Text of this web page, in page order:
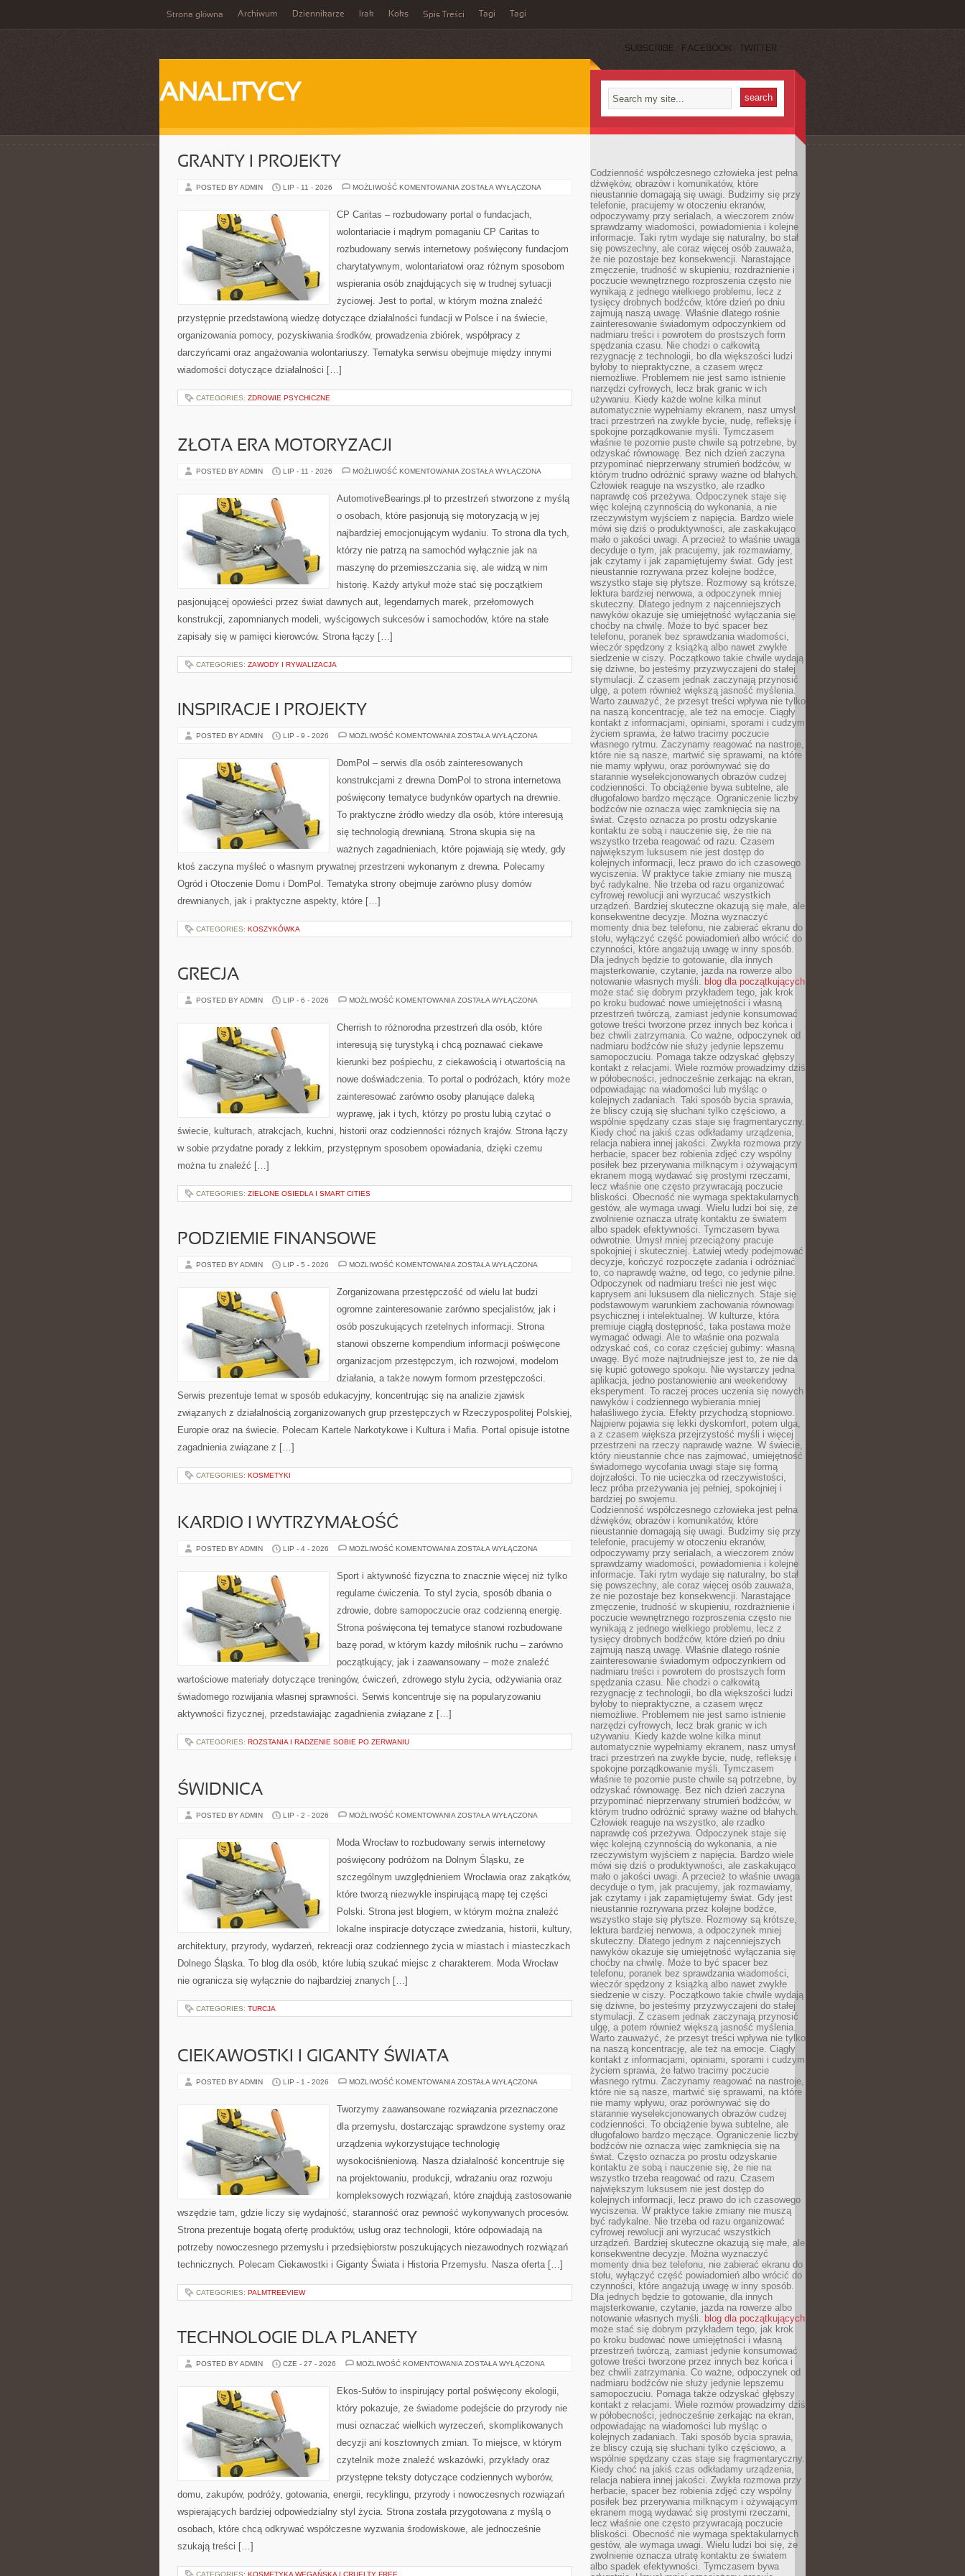
Strona główna Archiwum Dziennikarze Irak Koks Spis Treści Tagi Tagi
SUBSCRIBE FACEBOOK TWITTER
ANALITYCY
GRANTY I PROJEKTY
POSTED BY ADMIN LIP - 11 - 2026 MOŻLIWOŚĆ KOMENTOWANIA GRANTY
ZOSTAŁA WYŁĄCZONA
CP Caritas – rozbudowany portal o fundacjach,
wolontariacie i mądrym pomaganiu CP Caritas to
rozbudowany serwis internetowy poświęcony fundacjom
charytatywnym, wolontariatowi oraz różnym sposobom
wspierania osób znajdujących się w trudnej sytuacji
życiowej. Jest to portal, w którym można znaleźć
przystępnie przedstawioną wiedzę dotyczące działalności fundacji w Polsce i na świecie,
organizowania pomocy, pozyskiwania środków, prowadzenia zbiórek, współpracy z
darczyńcami oraz angażowania wolontariuszy. Tematyka serwisu obejmuje między innymi
wiadomości dotyczące działalności […]
CATEGORIES: ZDROWIE PSYCHICZNE
ZŁOTA ERA MOTORYZACJI
POSTED BY ADMIN LIP - 11 - 2026 MOŻLIWOŚĆ KOMENTOWANIA ZŁOTA
ZOSTAŁA WYŁĄCZONA
AutomotiveBearings.pl to przestrzeń stworzone z myślą
o osobach, które pasjonują się motoryzacją w jej
najbardziej emocjonującym wydaniu. To strona dla tych,
którzy nie patrzą na samochód wyłącznie jak na
maszynę do przemieszczania się, ale widzą w nim
historię. Każdy artykuł może stać się początkiem
pasjonującej opowieści przez świat dawnych aut, legendarnych marek, przełomowych
konstrukcji, zapomnianych modeli, wyścigowych sukcesów i samochodów, które na stałe
zapisały się w pamięci kierowców. Strona łączy […]
CATEGORIES: ZAWODY I RYWALIZACJA
INSPIRACJE I PROJEKTY
POSTED BY ADMIN LIP - 9 - 2026 MOŻLIWOŚĆ KOMENTOWANIA INSPIRACJE
ZOSTAŁA WYŁĄCZONA
DomPol – serwis dla osób zainteresowanych
konstrukcjami z drewna DomPol to strona internetowa
poświęcony tematyce budynków opartych na drewnie.
To praktyczne źródło wiedzy dla osób, które interesują
się technologią drewnianą. Strona skupia się na
ważnych zagadnieniach, które pojawiają się wtedy, gdy
ktoś zaczyna myśleć o własnym prywatnej przestrzeni wykonanym z drewna. Polecamy
Ogród i Otoczenie Domu i DomPol. Tematyka strony obejmuje zarówno plusy domów
drewnianych, jak i praktyczne aspekty, które […]
CATEGORIES: KOSZYKÓWKA
GRECJA
POSTED BY ADMIN LIP - 6 - 2026 MOŻLIWOŚĆ KOMENTOWANIA GRECJA
ZOSTAŁA WYŁĄCZONA
Cherrish to różnorodna przestrzeń dla osób, które
interesują się turystyką i chcą poznawać ciekawe
kierunki bez pośpiechu, z ciekawością i otwartością na
nowe doświadczenia. To portal o podróżach, który może
zainteresować zarówno osoby planujące daleką
wyprawę, jak i tych, którzy po prostu lubią czytać o
świecie, kulturach, atrakcjach, kuchni, historii oraz codzienności różnych krajów. Strona łączy
w sobie przydatne porady z lekkim, przystępnym sposobem opowiadania, dzięki czemu
można tu znaleźć […]
CATEGORIES: ZIELONE OSIEDLA I SMART CITIES
PODZIEMIE FINANSOWE
POSTED BY ADMIN LIP - 5 - 2026 MOŻLIWOŚĆ KOMENTOWANIA PODZIEMIE
ZOSTAŁA WYŁĄCZONA
Zorganizowana przestępczość od wielu lat budzi
ogromne zainteresowanie zarówno specjalistów, jak i
osób poszukujących rzetelnych informacji. Strona
stanowi obszerne kompendium informacji poświęcone
organizacjom przestępczym, ich rozwojowi, modelom
działania, a także nowym formom przestępczości.
Serwis prezentuje temat w sposób edukacyjny, koncentrując się na analizie zjawisk
związanych z działalnością zorganizowanych grup przestępczych w Rzeczypospolitej Polskiej,
Europie oraz na świecie. Polecam Kartele Narkotykowe i Kultura i Mafia. Portal opisuje istotne
zagadnienia związane z […]
CATEGORIES: KOSMETYKI
KARDIO I WYTRZYMAŁOŚĆ
POSTED BY ADMIN LIP - 4 - 2026 MOŻLIWOŚĆ KOMENTOWANIA KARDIO
ZOSTAŁA WYŁĄCZONA
Sport i aktywność fizyczna to znacznie więcej niż tylko
regularne ćwiczenia. To styl życia, sposób dbania o
zdrowie, dobre samopoczucie oraz codzienną energię.
Strona poświęcona tej tematyce stanowi rozbudowane
bazę porad, w którym każdy miłośnik ruchu – zarówno
początkujący, jak i zaawansowany – może znaleźć
wartościowe materiały dotyczące treningów, ćwiczeń, zdrowego stylu życia, odżywiania oraz
świadomego rozwijania własnej sprawności. Serwis koncentruje się na popularyzowaniu
aktywności fizycznej, przedstawiając zagadnienia związane z […]
CATEGORIES: ROZSTANIA I RADZENIE SOBIE PO ZERWANIU
ŚWIDNICA
POSTED BY ADMIN LIP - 2 - 2026 MOŻLIWOŚĆ KOMENTOWANIA ŚWIDNICA
ZOSTAŁA WYŁĄCZONA
Moda Wrocław to rozbudowany serwis internetowy
poświęcony podróżom na Dolnym Śląsku, ze
szczególnym uwzględnieniem Wrocławia oraz zakątków,
które tworzą niezwykle inspirującą mapę tej części
Polski. Strona jest blogiem, w którym można znaleźć
lokalne inspiracje dotyczące zwiedzania, historii, kultury,
architektury, przyrody, wydarzeń, rekreacji oraz codziennego życia w miastach i miasteczkach
Dolnego Śląska. To blog dla osób, które lubią szukać miejsc z charakterem. Moda Wrocław
nie ogranicza się wyłącznie do najbardziej znanych […]
CATEGORIES: TURCJA
CIEKAWOSTKI I GIGANTY ŚWIATA
POSTED BY ADMIN LIP - 1 - 2026 MOŻLIWOŚĆ KOMENTOWANIA CIEKAWOSTKI
ŚWIATA
ZOSTAŁA WYŁĄCZONA
Tworzymy zaawansowane rozwiązania przeznaczone
dla przemysłu, dostarczając sprawdzone systemy oraz
urządzenia wykorzystujące technologię
wysokociśnieniową. Nasza działalność koncentruje się
na projektowaniu, produkcji, wdrażaniu oraz rozwoju
kompleksowych rozwiązań, które znajdują zastosowanie
wszędzie tam, gdzie liczy się wydajność, staranność oraz pewność wykonywanych procesów.
Strona prezentuje bogatą ofertę produktów, usług oraz technologii, które odpowiadają na
potrzeby nowoczesnego przemysłu i przedsiębiorstw poszukujących niezawodnych rozwiązań
technicznych. Polecam Ciekawostki i Giganty Świata i Historia Przemysłu. Nasza oferta […]
CATEGORIES: PALMTREEVIEW
TECHNOLOGIE DLA PLANETY
POSTED BY ADMIN CZE - 27 - 2026 MOŻLIWOŚĆ KOMENTOWANIA TECHNOLOGIE
ZOSTAŁA WYŁĄCZONA
Ekos-Sułów to inspirujący portal poświęcony ekologii,
który pokazuje, że świadome podejście do przyrody nie
musi oznaczać wielkich wyrzeczeń, skomplikowanych
decyzji ani kosztownych zmian. To miejsce, w którym
czytelnik może znaleźć wskazówki, przykłady oraz
przystępne teksty dotyczące codziennych wyborów,
domu, zakupów, podróży, gotowania, energii, recyklingu, przyrody i nowoczesnych rozwiązań
wspierających bardziej odpowiedzialny styl życia. Strona została przygotowana z myślą o
osobach, które chcą odkrywać współczesne wyzwania środowiskowe, ale jednocześnie
szukają treści […]
CATEGORIES: KOSMETYKA WEGAŃSKA I CRUELTY FREE
Codzienność współczesnego człowieka jest pełna
dźwięków, obrazów i komunikatów, które
nieustannie domagają się uwagi. Budzimy się przy
telefonie, pracujemy w otoczeniu ekranów,
odpoczywamy przy serialach, a wieczorem znów
sprawdzamy wiadomości, powiadomienia i kolejne
informacje. Taki rytm wydaje się naturalny, bo stał
się powszechny, ale coraz więcej osób zauważa,
że nie pozostaje bez konsekwencji. Narastające
zmęczenie, trudność w skupieniu, rozdrażnienie i
poczucie wewnętrznego rozproszenia często nie
wynikają z jednego wielkiego problemu, lecz z
tysięcy drobnych bodźców, które dzień po dniu
zajmują naszą uwagę. Właśnie dlatego rośnie
zainteresowanie świadomym odpoczynkiem od
nadmiaru treści i powrotem do prostszych form
spędzania czasu. Nie chodzi o całkowitą
rezygnację z technologii, bo dla większości ludzi
byłoby to niepraktyczne, a czasem wręcz
niemożliwe. Problemem nie jest samo istnienie
narzędzi cyfrowych, lecz brak granic w ich
używaniu. Kiedy każde wolne kilka minut
automatycznie wypełniamy ekranem, nasz umysł
traci przestrzeń na zwykłe bycie, nudę, refleksję i
spokojne porządkowanie myśli. Tymczasem
właśnie te pozornie puste chwile są potrzebne, by
odzyskać równowagę. Bez nich dzień zaczyna
przypominać nieprzerwany strumień bodźców, w
którym trudno odróżnić sprawy ważne od błahych.
Człowiek reaguje na wszystko, ale rzadko
naprawdę coś przeżywa. Odpoczynek staje się
więc kolejną czynnością do wykonania, a nie
rzeczywistym wyjściem z napięcia. Bardzo wiele
mówi się dziś o produktywności, ale zaskakująco
mało o jakości uwagi. A przecież to właśnie uwaga
decyduje o tym, jak pracujemy, jak rozmawiamy,
jak czytamy i jak zapamiętujemy świat. Gdy jest
nieustannie rozrywana przez kolejne bodźce,
wszystko staje się płytsze. Rozmowy są krótsze,
lektura bardziej nerwowa, a odpoczynek mniej
skuteczny. Dlatego jednym z najcenniejszych
nawyków okazuje się umiejętność wyłączania się
choćby na chwilę. Może to być spacer bez
telefonu, poranek bez sprawdzania wiadomości,
wieczór spędzony z książką albo nawet zwykłe
siedzenie w ciszy. Początkowo takie chwile wydają
się dziwne, bo jesteśmy przyzwyczajeni do stałej
stymulacji. Z czasem jednak zaczynają przynosić
ulgę, a potem również większą jasność myślenia.
Warto zauważyć, że przesyt treści wpływa nie tylko
na naszą koncentrację, ale też na emocje. Ciągły
kontakt z informacjami, opiniami, sporami i cudzym
życiem sprawia, że łatwo tracimy poczucie
własnego rytmu. Zaczynamy reagować na nastroje,
które nie są nasze, martwić się sprawami, na które
nie mamy wpływu, oraz porównywać się do
starannie wyselekcjonowanych obrazów cudzej
codzienności. To obciążenie bywa subtelne, ale
długofalowo bardzo męczące. Ograniczenie liczby
bodźców nie oznacza więc zamknięcia się na
świat. Często oznacza po prostu odzyskanie
kontaktu ze sobą i nauczenie się, że nie na
wszystko trzeba reagować od razu. Czasem
największym luksusem nie jest dostęp do
kolejnych informacji, lecz prawo do ich czasowego
wyciszenia. W praktyce takie zmiany nie muszą
być radykalne. Nie trzeba od razu organizować
cyfrowej rewolucji ani wyrzucać wszystkich
urządzeń. Bardziej skuteczne okazują się małe, ale
konsekwentne decyzje. Można wyznaczyć
momenty dnia bez telefonu, nie zabierać ekranu do
stołu, wyłączyć część powiadomień albo wrócić do
czynności, które angażują uwagę w inny sposób.
Dla jednych będzie to gotowanie, dla innych
majsterkowanie, czytanie, jazda na rowerze albo
notowanie własnych myśli. blog dla początkujących
może stać się dobrym przykładem tego, jak krok
po kroku budować nowe umiejętności i własną
przestrzeń twórczą, zamiast jedynie konsumować
gotowe treści tworzone przez innych bez końca i
bez chwili zatrzymania. Co ważne, odpoczynek od
nadmiaru bodźców nie służy jedynie lepszemu
samopoczuciu. Pomaga także odzyskać głębszy
kontakt z relacjami. Wiele rozmów prowadzimy dziś
w półobecności, jednocześnie zerkając na ekran,
odpowiadając na wiadomości lub myśląc o
kolejnych zadaniach. Taki sposób bycia sprawia,
że bliscy czują się słuchani tylko częściowo, a
wspólnie spędzany czas staje się fragmentaryczny.
Kiedy choć na jakiś czas odkładamy urządzenia,
relacja nabiera innej jakości. Zwykła rozmowa przy
herbacie, spacer bez robienia zdjęć czy wspólny
posiłek bez przerywania milknącym i ożywającym
ekranem mogą wydawać się prostymi rzeczami,
lecz właśnie one często przywracają poczucie
bliskości. Obecność nie wymaga spektakularnych
gestów, ale wymaga uwagi. Wielu ludzi boi się, że
zwolnienie oznacza utratę kontaktu ze światem
albo spadek efektywności. Tymczasem bywa
odwrotnie. Umysł mniej przeciążony pracuje
spokojniej i skuteczniej. Łatwiej wtedy podejmować
decyzje, kończyć rozpoczęte zadania i odróżniać
to, co naprawdę ważne, od tego, co jedynie pilne.
Odpoczynek od nadmiaru treści nie jest więc
kaprysem ani luksusem dla nielicznych. Staje się
podstawowym warunkiem zachowania równowagi
psychicznej i intelektualnej. W kulturze, która
premiuje ciągłą dostępność, taka postawa może
wymagać odwagi. Ale to właśnie ona pozwala
odzyskać coś, co coraz częściej gubimy: własną
uwagę. Być może najtrudniejsze jest to, że nie da
się kupić gotowego spokoju. Nie wystarczy jedna
aplikacja, jedno postanowienie ani weekendowy
eksperyment. To raczej proces uczenia się nowych
nawyków i codziennego wybierania mniej
hałaśliwego życia. Efekty przychodzą stopniowo.
Najpierw pojawia się lekki dyskomfort, potem ulga,
a z czasem większa przejrzystość myśli i więcej
przestrzeni na rzeczy naprawdę ważne. W świecie,
który nieustannie chce nas zajmować, umiejętność
świadomego wycofania uwagi staje się formą
dojrzałości. To nie ucieczka od rzeczywistości,
lecz próba przeżywania jej pełniej, spokojniej i
bardziej po swojemu.
Codzienność współczesnego człowieka jest pełna
dźwięków, obrazów i komunikatów, które
nieustannie domagają się uwagi. Budzimy się przy
telefonie, pracujemy w otoczeniu ekranów,
odpoczywamy przy serialach, a wieczorem znów
sprawdzamy wiadomości, powiadomienia i kolejne
informacje. Taki rytm wydaje się naturalny, bo stał
się powszechny, ale coraz więcej osób zauważa,
że nie pozostaje bez konsekwencji. Narastające
zmęczenie, trudność w skupieniu, rozdrażnienie i
poczucie wewnętrznego rozproszenia często nie
wynikają z jednego wielkiego problemu, lecz z
tysięcy drobnych bodźców, które dzień po dniu
zajmują naszą uwagę. Właśnie dlatego rośnie
zainteresowanie świadomym odpoczynkiem od
nadmiaru treści i powrotem do prostszych form
spędzania czasu. Nie chodzi o całkowitą
rezygnację z technologii, bo dla większości ludzi
byłoby to niepraktyczne, a czasem wręcz
niemożliwe. Problemem nie jest samo istnienie
narzędzi cyfrowych, lecz brak granic w ich
używaniu. Kiedy każde wolne kilka minut
automatycznie wypełniamy ekranem, nasz umysł
traci przestrzeń na zwykłe bycie, nudę, refleksję i
spokojne porządkowanie myśli. Tymczasem
właśnie te pozornie puste chwile są potrzebne, by
odzyskać równowagę. Bez nich dzień zaczyna
przypominać nieprzerwany strumień bodźców, w
którym trudno odróżnić sprawy ważne od błahych.
Człowiek reaguje na wszystko, ale rzadko
naprawdę coś przeżywa. Odpoczynek staje się
więc kolejną czynnością do wykonania, a nie
rzeczywistym wyjściem z napięcia. Bardzo wiele
mówi się dziś o produktywności, ale zaskakująco
mało o jakości uwagi. A przecież to właśnie uwaga
decyduje o tym, jak pracujemy, jak rozmawiamy,
jak czytamy i jak zapamiętujemy świat. Gdy jest
nieustannie rozrywana przez kolejne bodźce,
wszystko staje się płytsze. Rozmowy są krótsze,
lektura bardziej nerwowa, a odpoczynek mniej
skuteczny. Dlatego jednym z najcenniejszych
nawyków okazuje się umiejętność wyłączania się
choćby na chwilę. Może to być spacer bez
telefonu, poranek bez sprawdzania wiadomości,
wieczór spędzony z książką albo nawet zwykłe
siedzenie w ciszy. Początkowo takie chwile wydają
się dziwne, bo jesteśmy przyzwyczajeni do stałej
stymulacji. Z czasem jednak zaczynają przynosić
ulgę, a potem również większą jasność myślenia.
Warto zauważyć, że przesyt treści wpływa nie tylko
na naszą koncentrację, ale też na emocje. Ciągły
kontakt z informacjami, opiniami, sporami i cudzym
życiem sprawia, że łatwo tracimy poczucie
własnego rytmu. Zaczynamy reagować na nastroje,
które nie są nasze, martwić się sprawami, na które
nie mamy wpływu, oraz porównywać się do
starannie wyselekcjonowanych obrazów cudzej
codzienności. To obciążenie bywa subtelne, ale
długofalowo bardzo męczące. Ograniczenie liczby
bodźców nie oznacza więc zamknięcia się na
świat. Często oznacza po prostu odzyskanie
kontaktu ze sobą i nauczenie się, że nie na
wszystko trzeba reagować od razu. Czasem
największym luksusem nie jest dostęp do
kolejnych informacji, lecz prawo do ich czasowego
wyciszenia. W praktyce takie zmiany nie muszą
być radykalne. Nie trzeba od razu organizować
cyfrowej rewolucji ani wyrzucać wszystkich
urządzeń. Bardziej skuteczne okazują się małe, ale
konsekwentne decyzje. Można wyznaczyć
momenty dnia bez telefonu, nie zabierać ekranu do
stołu, wyłączyć część powiadomień albo wrócić do
czynności, które angażują uwagę w inny sposób.
Dla jednych będzie to gotowanie, dla innych
majsterkowanie, czytanie, jazda na rowerze albo
notowanie własnych myśli. blog dla początkujących
może stać się dobrym przykładem tego, jak krok
po kroku budować nowe umiejętności i własną
przestrzeń twórczą, zamiast jedynie konsumować
gotowe treści tworzone przez innych bez końca i
bez chwili zatrzymania. Co ważne, odpoczynek od
nadmiaru bodźców nie służy jedynie lepszemu
samopoczuciu. Pomaga także odzyskać głębszy
kontakt z relacjami. Wiele rozmów prowadzimy dziś
w półobecności, jednocześnie zerkając na ekran,
odpowiadając na wiadomości lub myśląc o
kolejnych zadaniach. Taki sposób bycia sprawia,
że bliscy czują się słuchani tylko częściowo, a
wspólnie spędzany czas staje się fragmentaryczny.
Kiedy choć na jakiś czas odkładamy urządzenia,
relacja nabiera innej jakości. Zwykła rozmowa przy
herbacie, spacer bez robienia zdjęć czy wspólny
posiłek bez przerywania milknącym i ożywającym
ekranem mogą wydawać się prostymi rzeczami,
lecz właśnie one często przywracają poczucie
bliskości. Obecność nie wymaga spektakularnych
gestów, ale wymaga uwagi. Wielu ludzi boi się, że
zwolnienie oznacza utratę kontaktu ze światem
albo spadek efektywności. Tymczasem bywa